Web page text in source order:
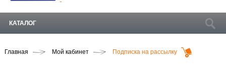
КАТАЛОГ
Главная Мой кабинет Подписка на рассылку